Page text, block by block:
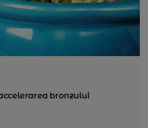
bronzului